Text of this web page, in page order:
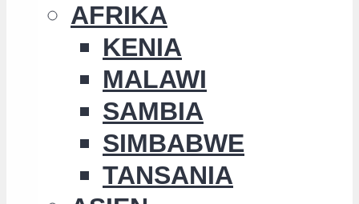
AFRIKA
KENIA
MALAWI
SAMBIA
SIMBABWE
TANSANIA